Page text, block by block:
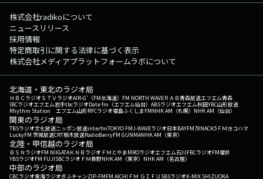
株式会社radikoについて
ニュースリリース
採用情報
特定商取引に関する法律に基づく表示
株式会社メディアプラットフォームラボについて
北海道・東北のラジオ局
ＨＢＣラジオＳＴＶラジオAIR-G'（FM北海道） FM NORTH WAVEＲＡＢ青森放送エフエム青森
IBCラジオエフエム岩手tbcラジオDate fm（エフエム仙台） ABSラジオエフエム秋田YBC山形放送
Rhythm Station エフエム山形RFCラジオ福島ふくしまFMNHK AM（札幌） NHK AM（仙台）
関東のラジオ局
TBSラジオ文化放送ニッポン放送interfmTOKYO FMJ-WAVEラジオ日本BAYFM78NACK5 ＦＭヨコハマ
LuckyFM 茨城放送CRT栃木放送RadioBerryFM GUNMANHK AM（東京）
北陸・甲信越のラジオ局
ＢＳＮラジオFM NIIGATAＫＮＢラジオ ＦＭとやまMROラジオエフエム石川FBCラジオFM福井
YBSラジオFM FUJISBCラジオ ＦＭ長野NHK AM（東京） NHK AM（名古屋）
中部のラジオ局
CBCラジオ東海ラジオぎふチャンZIP-FMFM AICHI ＦＭ ＧＩＦＵ SBSラジオK-MIX SHIZUOKA